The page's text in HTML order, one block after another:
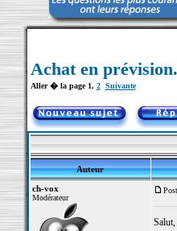
Achat en
Aller � la page 1, 2 Suivante
Auteur
ch-vox
Modérateur
Salut,